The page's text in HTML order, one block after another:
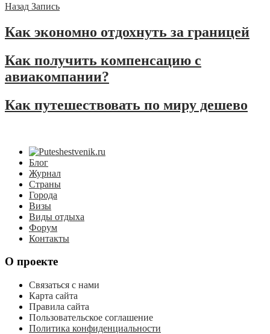
Назад Запись
Как экономно отдохнуть за границей
Как получить компенсацию с
авиакомпании?
Как путешествовать по миру дешево
Блог
Журнал
Страны
Города
Визы
Виды отдыха
Форум
Контакты
О проекте
Связаться с нами
Карта сайта
Правила сайта
Пользовательское соглашение
Политика конфиденциальности